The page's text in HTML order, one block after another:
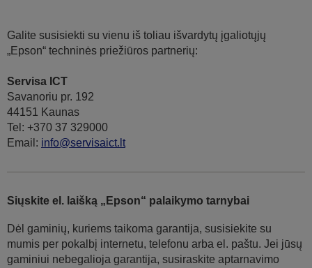
Galite susisiekti su vienu iš toliau išvardytų įgaliotųjų
„Epson“ techninės priežiūros partnerių:
Servisa ICT
Savanoriu pr. 192
44151 Kaunas
Tel: +370 37 329000
Email: info@servisaict.lt
Siųskite el. laišką „Epson“ palaikymo tarnybai
Dėl gaminių, kuriems taikoma garantija, susisiekite su
mumis per pokalbį internetu, telefonu arba el. paštu. Jei jūsų
gaminiui nebegalioja garantija, susiraskite aptarnavimo